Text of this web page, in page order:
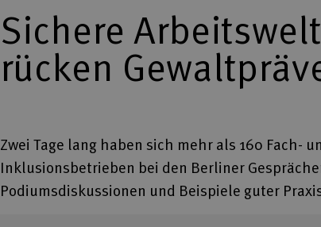
Sichere
rücken
Zwei Tage lang haben sich mehr als 160
Inklusionsbetrieben bei den Berliner
Podiumsdiskussionen und Beispiele guter